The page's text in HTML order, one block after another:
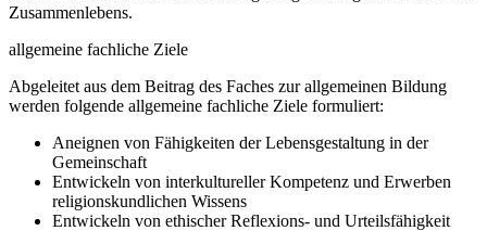
Zusammenlebens.
allgemeine fachliche Ziele
Abgeleitet aus dem Beitrag des Faches zur allgemeinen Bildung
werden folgende allgemeine fachliche Ziele formuliert:
Aneignen von Fähigkeiten der Lebensgestaltung in der
Gemeinschaft
Entwickeln von interkultureller Kompetenz und Erwerben
religionskundlichen Wissens
Entwickeln von ethischer Reflexions- und Urteilsfähigkeit